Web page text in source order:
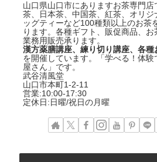
山口県山口市にありますお茶専門店
茶、日本茶、中国茶、紅茶、オリジ
ッグティーなど100種類以上のお茶
ります。各種ギフト、販促商品、お
業務用販売承ります。
漢方薬膳講座、練り切り講座、各種
を開催しています。「学べる！体験
屋さん」です。
武谷清風堂
山口市本町1-2-11
営業:10:00-17:30
定休日:日曜/祝日の月曜